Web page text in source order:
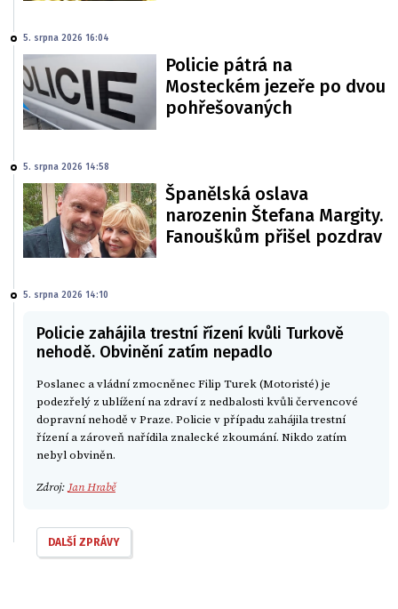
5. srpna 2026 16:04
Policie pátrá na
Mosteckém jezeře po dvou
pohřešovaných
5. srpna 2026 14:58
Španělská oslava
narozenin Štefana Margity.
Fanouškům přišel pozdrav
5. srpna 2026 14:10
Policie zahájila trestní řízení kvůli Turkově
nehodě. Obvinění zatím nepadlo
Poslanec a vládní zmocněnec Filip Turek (Motoristé) je
podezřelý z ublížení na zdraví z nedbalosti kvůli červencové
dopravní nehodě v Praze. Policie v případu zahájila trestní
řízení a zároveň nařídila znalecké zkoumání. Nikdo zatím
nebyl obviněn.
Zdroj: Jan Hrabě
DALŠÍ ZPRÁVY